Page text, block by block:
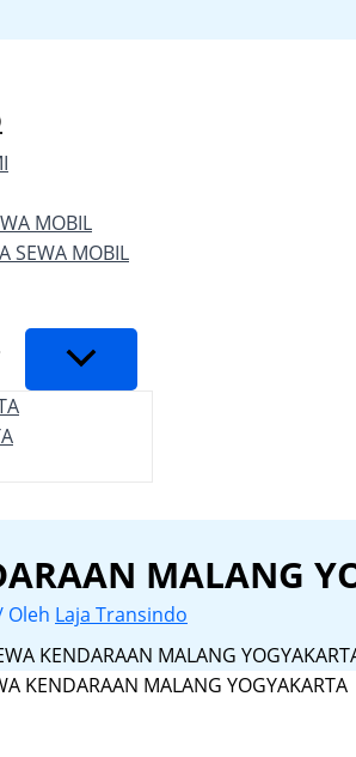
MOBIL
SEWA MOBIL
MALANG
Oleh Laja Transindo
KENDARAAN MALANG
KENDARAAN MALANG YOGYAKARTA